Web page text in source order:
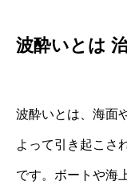
波酔いとは
波酔いとは、海面
よって引き起こさ
です。ボートや海